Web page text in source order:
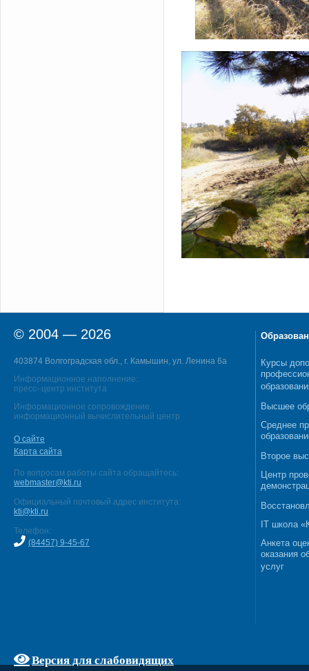
© 2004 — 2026
403874 Волгоградская обл., г. Камышин, ул. Ленина 6а
Информационное наполнение:
пресс–центр института
Информационное сопровождение:
информационный вычислительный центр
О сайте
Карта сайта
По вопросам работы сайта обращайтесь:
webmaster@kti.ru
Официальный почтовый адрес института:
kti@kti.ru
Телефон:
(84457) 9-45-67
Версия для слабовидящих
Курсы
Высшее
Среднее
Второе
Центр
IT школа
Анкета
оказания
услуг